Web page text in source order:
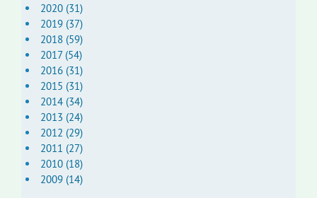
2020 (31)
2019 (37)
2018 (59)
2017 (54)
2016 (31)
2015 (31)
2014 (34)
2013 (24)
2012 (29)
2011 (27)
2010 (18)
2009 (14)